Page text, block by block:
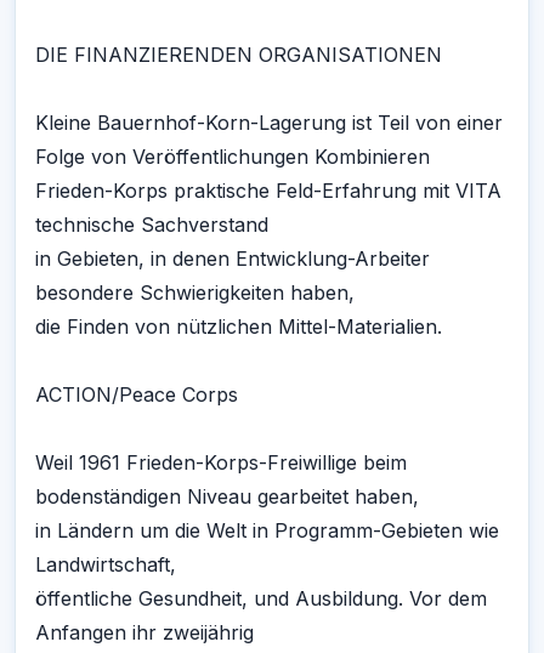
DIE FINANZIERENDEN ORGANISATIONEN
Kleine Bauernhof-Korn-Lagerung ist Teil von einer
Folge von Veröffentlichungen Kombinieren
Frieden-Korps praktische Feld-Erfahrung mit VITA
technische Sachverstand
in Gebieten, in denen Entwicklung-Arbeiter
besondere Schwierigkeiten haben,
die Finden von nützlichen Mittel-Materialien.
ACTION/Peace Corps
Weil 1961 Frieden-Korps-Freiwillige beim
bodenständigen Niveau gearbeitet haben,
in Ländern um die Welt in Programm-Gebieten wie
Landwirtschaft,
öffentliche Gesundheit, und Ausbildung. Vor dem
Anfangen ihr zweijährig